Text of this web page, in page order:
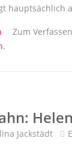
hauptsächlich
über
Zum
.
Jackstädt